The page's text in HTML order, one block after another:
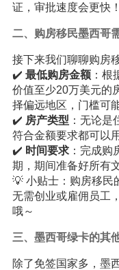
证，审批速度会更快！
二、购房移民墨西哥
接下来我们聊聊购房
✔️ 最低购房金额：根
价值至少20万美元的
择偏远地区，门槛可
✔️ 房产类型 ：无论
符合金额要求都可以
✔️ 时间要求：完成购
期，期间准备好所有
💡 小贴士：购房移民
无需创业或雇佣员工
哦～
三、墨西哥绿卡的其
除了免签国家多，墨